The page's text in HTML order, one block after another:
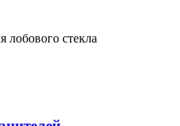
лобового стекла